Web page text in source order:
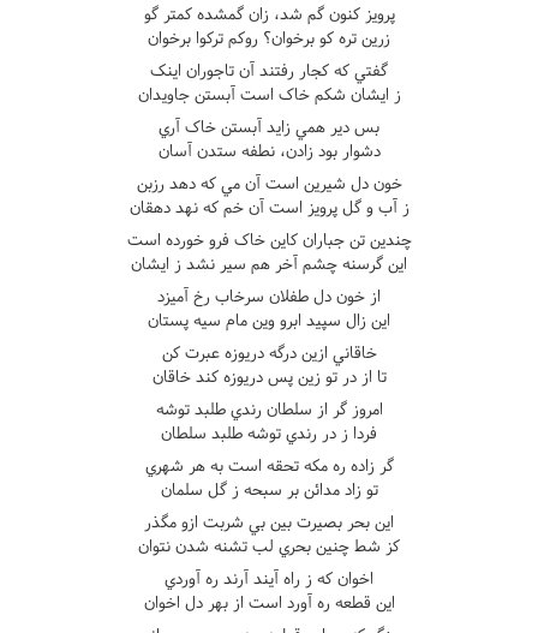
پرويز کنون گم شد، زان گمشده کمتر گو
زرين تره کو برخوان؟ روکم ترکوا برخوان
گفتي که کجار رفتند آن تاجوران اينک
ز ايشان شکم خاک است آبستن جاويدان
بس دير همي زايد آبستن خاک آري
دشوار بود زادن، نطفه ستدن آسان
خون دل شيرين است آن مي که دهد رزبن
ز آب و گل پرويز است آن خم که نهد دهقان
چندين تن جباران کاين خاک فرو خورده است
اين گرسنه چشم آخر هم سير نشد ز ايشان
از خون دل طفلان سرخاب رخ آميزد
اين زال سپيد ابرو وين مام سيه پستان
خاقاني ازين درگه دريوزه عبرت کن
تا از در تو زين پس دريوزه کند خاقان
امروز گر از سلطان رندي طلبد توشه
فردا ز در رندي توشه طلبد سلطان
گر زاده ره مکه تحقه است به هر شهري
تو زاد مدائن بر سبحه ز گل سلمان
اين بحر بصيرت بين بي شربت ازو مگذر
کز شط چنين بحري لب تشنه شدن نتوان
اخوان که ز راه آيند آرند ره آوردي
اين قطعه ره آورد است از بهر دل اخوان